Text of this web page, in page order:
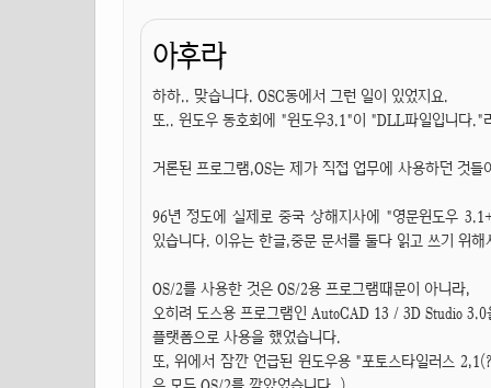
아후라
하하.. 맞습니다. OSC동에서 그런 일이 있었지요.
또.. 윈도우 동호회에 "윈도우3.1"이 "DLL파일입니다."
거론된 프로그램,OS는 제가 직접 업무에 사용하던 것들
96년 정도에 실제로 중국 상해지사에 "영문윈도우
있습니다. 이유는 한글,중문 문서를 둘다 읽고 쓰기 위
OS/2를 사용한 것은 OS/2용 프로그램때문이 아니라,
오히려 도스용 프로그램인 AutoCAD 13 / 3D Studio
플랫폼으로 사용을 했었습니다.
또, 위에서 잠깐 언급된 윈도우용 "포토스타일러스